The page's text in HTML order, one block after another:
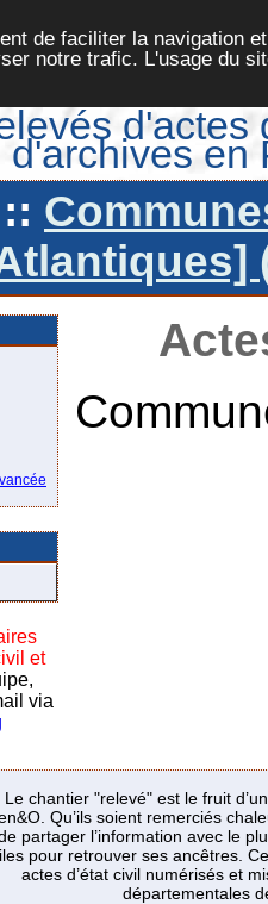
de faciliter la navigation
notre trafic. L'usage du
d'actes
en
et
via
Le chantier "relevé" est le fruit
Qu’ils soient remerciés
partager l’information avec le
pour retrouver ses ancêtres.
actes d’état civil numérisés et
départementales